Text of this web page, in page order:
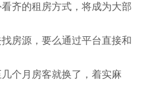
齐的租房方式，将成为大部
房源，要么通过平台直接和
个月房客就换了，着实麻